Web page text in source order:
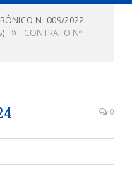
Nº 009/2022
»
CONTRATO Nº
0